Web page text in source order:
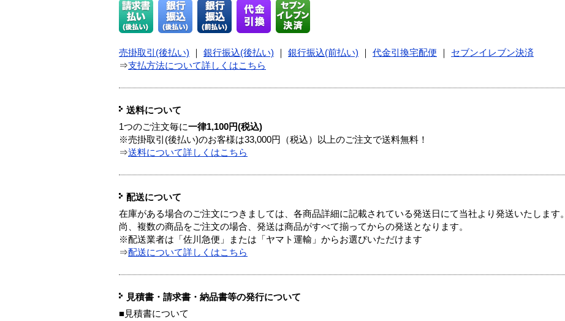
売掛取引(後払い) 銀行振込(後払い) 銀行振込(前払い) 代金引換宅配便
セブンイレブン決済
⇒支払方法について詳しくはこちら
送料について
1つのご注文毎に一律1,100円(税込)
※売掛取引(後払い)のお客様は33,000円（税込）以上のご注文で送料無料！
⇒送料について詳しくはこちら
配送について
在庫がある場合のご注文につきましては、各商品詳細に記載されている発送日にて当社より発送いたします。
尚、複数の商品をご注文の場合、発送は商品がすべて揃ってからの発送となります。
※配送業者は「佐川急便」または「ヤマト運輸」からお選びいただけます
⇒配送について詳しくはこちら
見積書・請求書・納品書等の発行について
■見積書について